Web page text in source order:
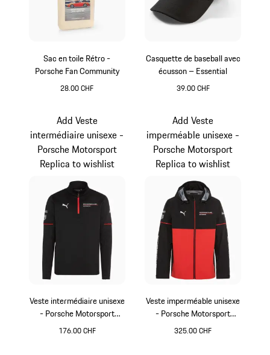
Sac en toile Rétro -
Porsche Fan Community
28.00 CHF
Casquette de baseball avec
écusson – Essential
39.00 CHF
Veste intermédiaire unisexe
- Porsche Motorsport
Replica
176.00 CHF
Add Veste
intermédiaire unisexe -
Porsche Motorsport
Replica to wishlist
Veste imperméable unisexe
- Porsche Motorsport
Replica
325.00 CHF
Add Veste
imperméable unisexe -
Porsche Motorsport
Replica to wishlist